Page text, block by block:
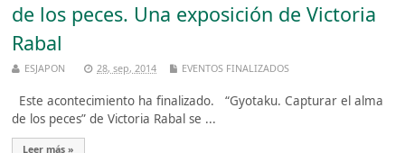
de los peces. Una exposición de Victoria
Rabal
ESJAPON 28, sep, 2014 EVENTOS FINALIZADOS
Este acontecimiento ha finalizado. “Gyotaku. Capturar el alma
de los peces” de Victoria Rabal se ...
Leer más »